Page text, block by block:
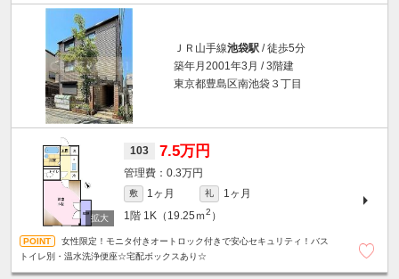
ＪＲ山手線池袋駅 / 徒歩5分
築年月2001年3月 / 3階建
東京都豊島区南池袋３丁目
103 7.5万円
0.3万円
敷 1ヶ月 礼
1ヶ月
1階 1K（19.25ｍ2 ）
女性限定！モニタ付きオートロック付きで安心セキュリティ！バス
トイレ別・温水洗浄便座☆宅配ボックスあり☆